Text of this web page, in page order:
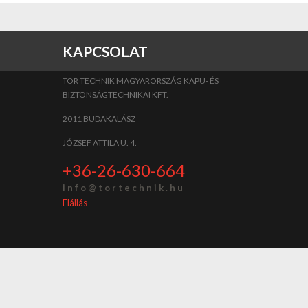
KAPCSOLAT
TOR TECHNIK MAGYARORSZÁG KAPU- ÉS
BIZTONSÁGTECHNIKAI KFT.
2011 BUDAKALÁSZ
JÓZSEF ATTILA U. 4.
+36-26-630-664
i n f o @ t o r t e c h n i k . h u
Elállás